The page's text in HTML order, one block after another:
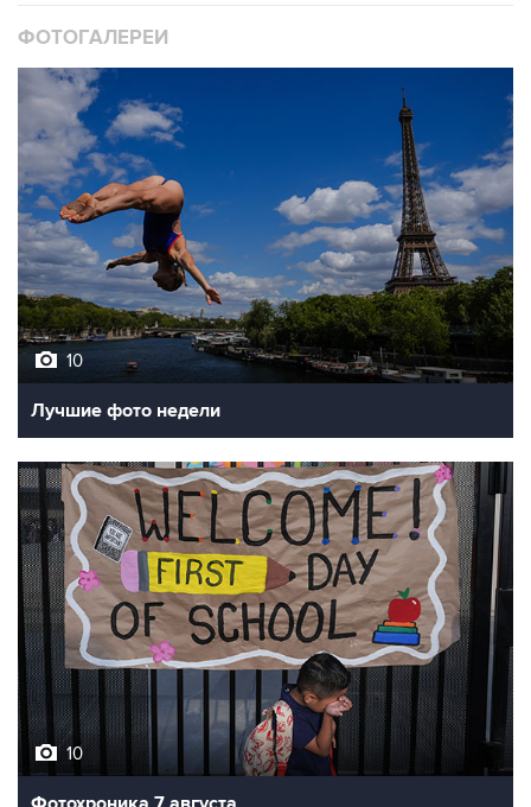
10
Лучшие фото недели
10
Фотохроника 7 августа